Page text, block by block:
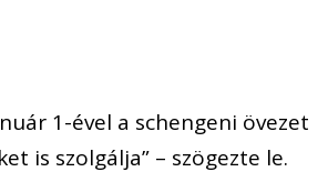
1-ével a schengeni övezet
is szolgálja” – szögezte le.